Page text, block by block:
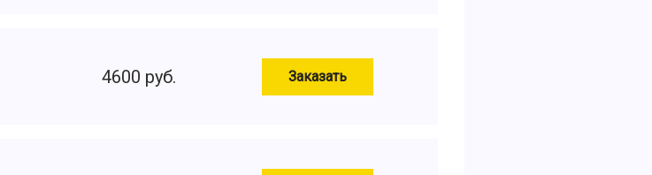
4600 руб. Заказать